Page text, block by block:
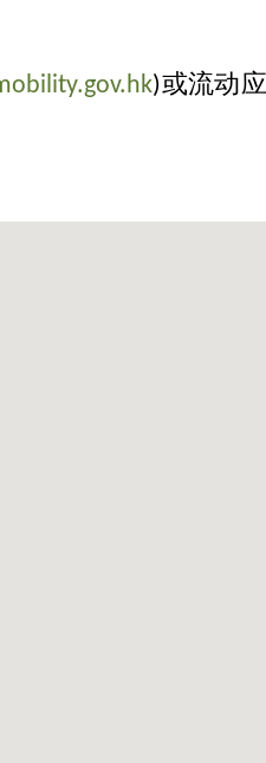
)或流动